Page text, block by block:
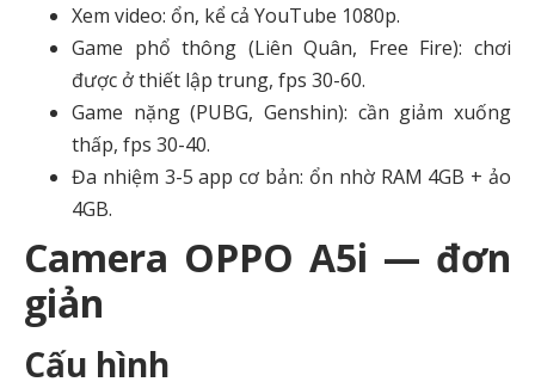
Xem video: ổn, kể cả YouTube 1080p.
Game phổ thông (Liên Quân, Free Fire): chơi
được ở thiết lập trung, fps 30-60.
Game nặng (PUBG, Genshin): cần giảm xuống
thấp, fps 30-40.
Đa nhiệm 3-5 app cơ bản: ổn nhờ RAM 4GB + ảo
4GB.
Camera OPPO A5i — đơn
giản
Cấu hình